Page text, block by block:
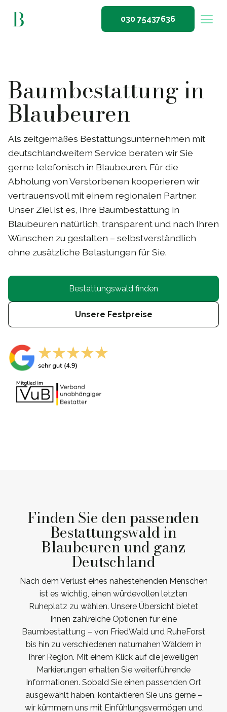
030 75437636
Baumbestattung in
Blaubeuren
Als zeitgemäßes Bestattungsunternehmen mit
deutschlandweitem Service beraten wir Sie
gerne telefonisch in Blaubeuren. Für die
Abholung von Verstorbenen kooperieren wir
vertrauensvoll mit einem regionalen Partner.
Unser Ziel ist es, Ihre Baumbestattung in
Blaubeuren natürlich, transparent und nach Ihren
Wünschen zu gestalten – selbstverständlich
ohne zusätzliche Belastungen für Sie.
Bestattungswald finden
Unsere Festpreise
Finden Sie den passenden
Bestattungswald in
Blaubeuren und ganz
Deutschland
Nach dem Verlust eines nahestehenden Menschen
ist es wichtig, einen würdevollen letzten
Ruheplatz zu wählen. Unsere Übersicht bietet
Ihnen zahlreiche Optionen für eine
Baumbestattung – von FriedWald und RuheForst
bis hin zu verschiedenen naturnahen Wäldern in
Ihrer Region. Mit einem Klick auf die jeweiligen
Markierungen erhalten Sie weiterführende
Informationen. Sobald Sie einen passenden Ort
ausgewählt haben, kontaktieren Sie uns gerne –
wir kümmern uns mit Einfühlungsvermögen und